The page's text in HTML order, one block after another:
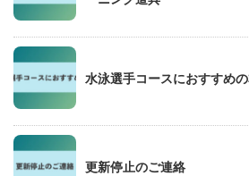
水泳選手コースにおすすめ
更新停止のご連絡